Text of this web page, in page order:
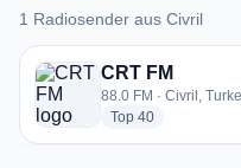
1 Radiosender aus Civril
1 Radiosender aus Civril
CRT FM
88.0 FM · Civril,
Top 40radio stations